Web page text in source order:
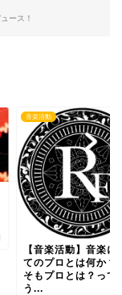
ース！
音楽活動
【音楽活動】音楽に
てのプロとは何か？
そもプロとは？って
う...